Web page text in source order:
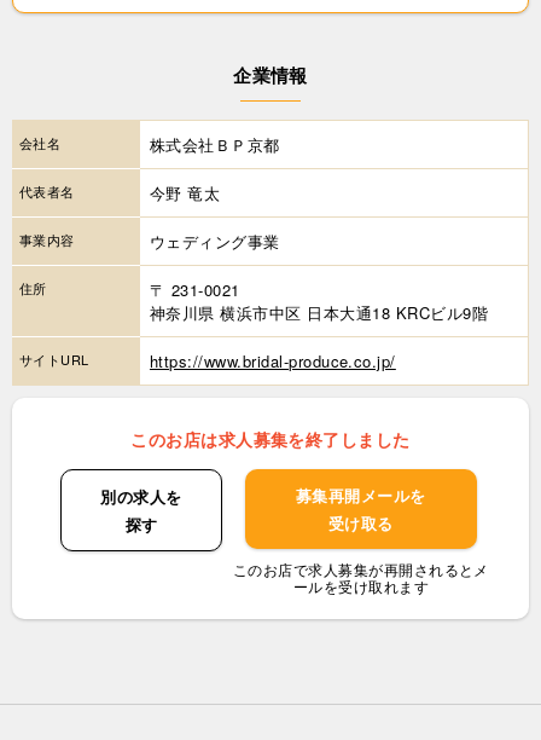
企業情報
会社名 株式会社ＢＰ京都
代表者名 今野 竜太
事業内容 ウェディング事業
住所
〒 231-0021
神奈川県 横浜市中区 日本大通18 KRCビル9階
サイトURL https://www.bridal-produce.co.jp/
このお店は求人募集を終了しました
別の求人を
探す
募集再開メールを
受け取る
このお店で求人募集が再開されるとメ
ールを受け取れます